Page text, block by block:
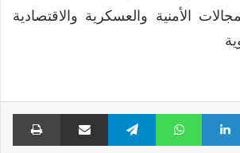
الأمنية والعسكرية والاقتصادية
لينكدإن واتساب تيلقرام مشاركة عبر البريد